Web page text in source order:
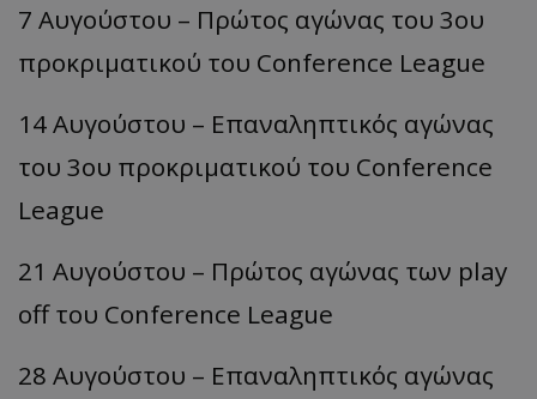
7 Αυγούστου – Πρώτος αγώνας του 3ου
προκριματικού του Conference League
14 Αυγούστου – Επαναληπτικός αγώνας
του 3ου προκριματικού του Conference
League
21 Αυγούστου – Πρώτος αγώνας των play
off του Conference League
28 Αυγούστου – Επαναληπτικός αγώνας